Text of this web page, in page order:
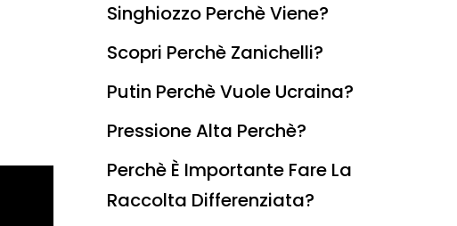
Singhiozzo Perchè Viene?
Scopri Perchè Zanichelli?
Putin Perchè Vuole Ucraina?
Pressione Alta Perchè?
Perchè È Importante Fare La
Raccolta Differenziata?